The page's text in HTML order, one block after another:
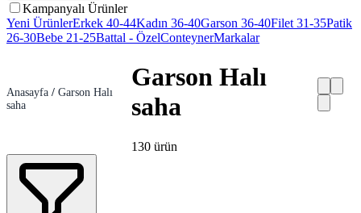
Kampanyalı Ürünler
Yeni ÜrünlerErkek 40-44Kadın 36-40Garson 36-40Filet 31-35Patik
26-30Bebe 21-25Battal - ÖzelConteynerMarkalar
Anasayfa / Garson Halı
saha
Garson Halı
saha
130 ürün